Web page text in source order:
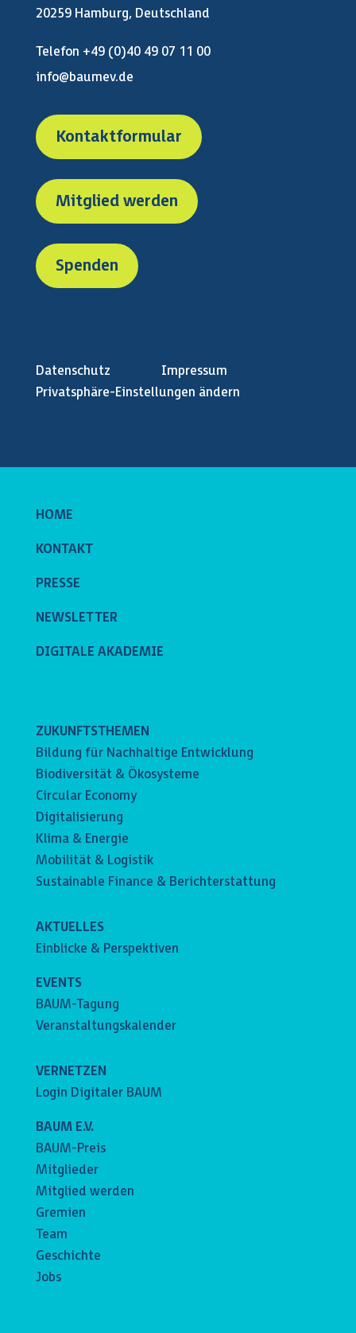
20259 Hamburg, Deutschland
Telefon +49 (0)40 49 07 11 00
info@baumev.de
Kontaktformular
Mitglied werden
Spenden
Datenschutz
Impressum
Privatsphäre-Einstellungen ändern
HOME
KONTAKT
PRESSE
NEWSLETTER
DIGITALE AKADEMIE
ZUKUNFTSTHEMEN
Bildung für Nachhaltige Entwicklung
Biodiversität & Ökosysteme
Circular Economy
Digitalisierung
Klima & Energie
Mobilität & Logistik
Sustainable Finance & Berichterstattung
AKTUELLES
Einblicke & Perspektiven
EVENTS
BAUM-Tagung
Veranstaltungskalender
VERNETZEN
Login Digitaler BAUM
BAUM E.V.
BAUM-Preis
Mitglieder
Mitglied werden
Gremien
Team
Geschichte
Jobs